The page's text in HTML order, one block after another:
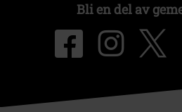
Bli en del av